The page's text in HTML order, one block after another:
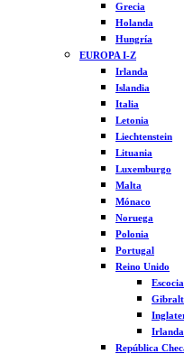
Grecia
Holanda
Hungría
EUROPA I-Z
Irlanda
Islandia
Italia
Letonia
Liechtenstein
Lituania
Luxemburgo
Malta
Mónaco
Noruega
Polonia
Portugal
Reino Unido
República